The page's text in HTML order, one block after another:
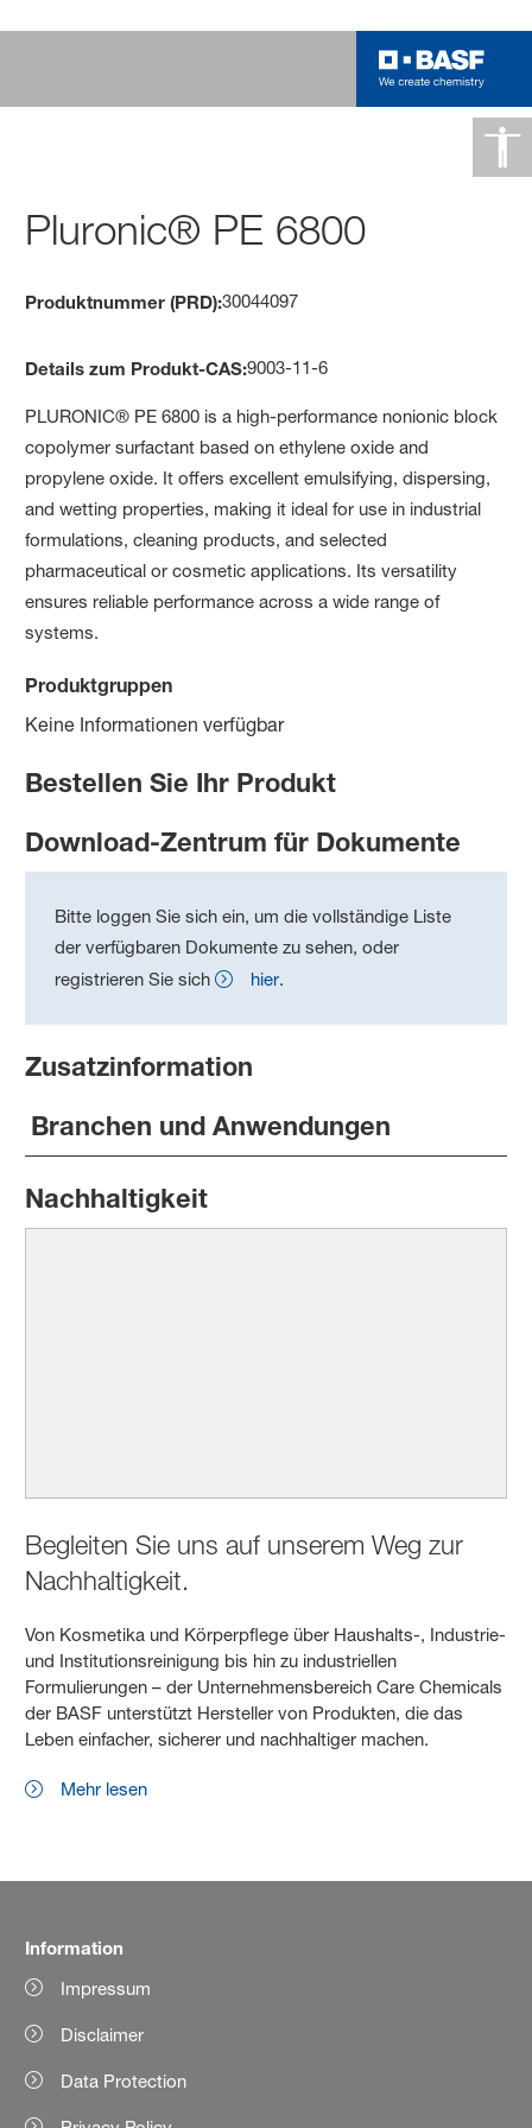
Pluronic® PE 6800
Produktnummer (PRD):30044097
Details zum Produkt-CAS:9003-11-6
PLURONIC® PE 6800 is a high-performance nonionic block
copolymer surfactant based on ethylene oxide and
propylene oxide. It offers excellent emulsifying, dispersing,
and wetting properties, making it ideal for use in industrial
formulations, cleaning products, and selected
pharmaceutical or cosmetic applications. Its versatility
ensures reliable performance across a wide range of
systems.
Produktgruppen
Keine Informationen verfügbar
Bestellen Sie Ihr Produkt
Download-Zentrum für Dokumente
Bitte loggen Sie sich ein, um die vollständige Liste
der verfügbaren Dokumente zu sehen, oder
registrieren Sie sich
hier.
Zusatzinformation
Branchen und Anwendungen
Nachhaltigkeit
Begleiten Sie uns auf unserem Weg zur
Nachhaltigkeit.
Von Kosmetika und Körperpflege über Haushalts-, Industrie-
und Institutionsreinigung bis hin zu industriellen
Formulierungen – der Unternehmensbereich Care Chemicals
der BASF unterstützt Hersteller von Produkten, die das
Leben einfacher, sicherer und nachhaltiger machen.
Mehr lesen
Information
Impressum
Disclaimer
Data Protection